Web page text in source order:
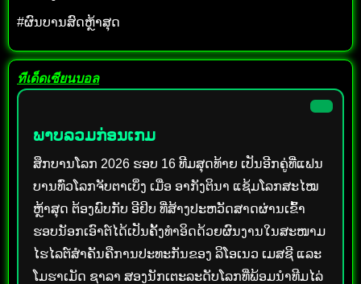
#ຜົນບານສົດຫຼ້າສຸດ
ทีเด็ดเซียนบอล
ພາບລວມກ່ອນເກມ
ສຶກບານໂລກ 2026 ຮອບ 16 ທີມສຸດທ້າຍ ເປັນອີກຄູ່ທີ່ແຟນ
ບານທົ່ວໂລກຈັບຕາເບິ່ງ ເມື່ອ ອາກັງຕິນາ ແຊ້ມໂລກສະໄໝ
ຫຼ້າສຸດ ຕ້ອງພົບກັບ ອີຢິບ ທີ່ສ້າງປະຫວັດສາດຜ່ານເຂົ້າ
ຮອບນັອກເອົາຕ໌ໄດ້ເປັນຄັ້ງທຳອິດດ້ວຍຜົນງານໃນສະໜາມ
ໄຮໄລຕ໌ສຳຄັນຄືການປະທະກັນຂອງ ລິໂອເນວ ເມສຊີ ແລະ
ໂມຮາເມັດ ຊາລາ ສອງນັກເຕະລະດັບໂລກທີ່ພ້ອມນຳທີມໄລ່